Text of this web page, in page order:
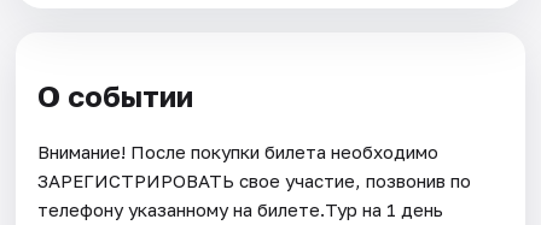
О событии
Внимание! После покупки билета необходимо
ЗАРЕГИСТРИРОВАТЬ свое участие, позвонив по
телефону указанному на билете.Тур на 1 день